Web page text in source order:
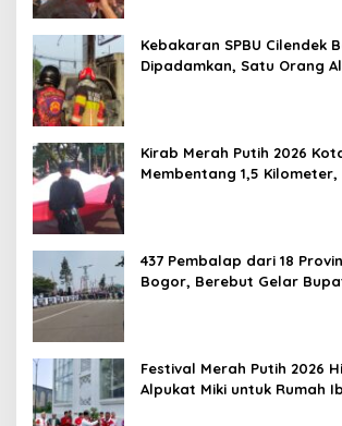
Kebakaran SPBU Cilendek
Dipadamkan, Satu Orang
Kirab Merah Putih 2026
Membentang 1,5
437 Pembalap dari 18
Bogor, Berebut Gelar
Festival Merah Putih 2026
Alpukat Miki untuk Rumah